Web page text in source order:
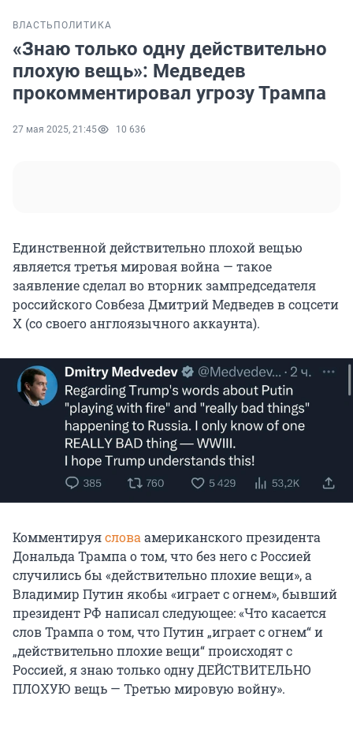
ВЛАСТЬ ПОЛИТИКА
«Знаю только одну действительно
плохую вещь»: Медведев
прокомментировал угрозу Трампа
27 мая 2025, 21:45 10 636
Единственной действительно плохой вещью
является третья мировая война — такое
заявление сделал во вторник зампредседателя
российского Совбеза Дмитрий Медведев в соцсети
X (со своего англоязычного аккаунта).
Комментируяслова американского президента
Дональда Трампа о том, что без него с Россией
случились бы «действительно плохие вещи», а
Владимир Путин якобы «играет с огнем», бывший
президент РФ написал следующее: «Что касается
слов Трампа о том, что Путин „играет с огнем“ и
„действительно плохие вещи“ происходят с
Россией, я знаю только одну ДЕЙСТВИТЕЛЬНО
ПЛОХУЮ вещь — Третью мировую войну».